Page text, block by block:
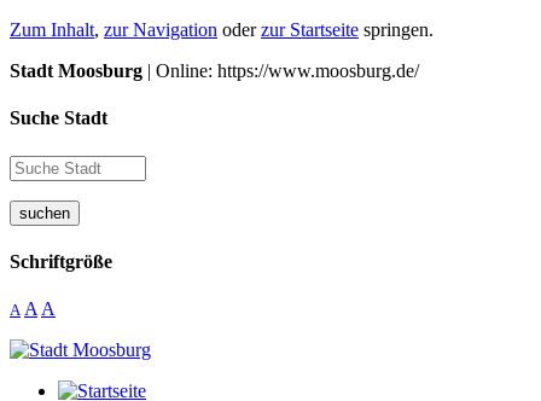
Zum Inhalt, zur Navigation oderzur Startseite springen.
Stadt Moosburg | Online: https://www.moosburg.de/
Suche Stadt
suchen
Schriftgröße
A A A